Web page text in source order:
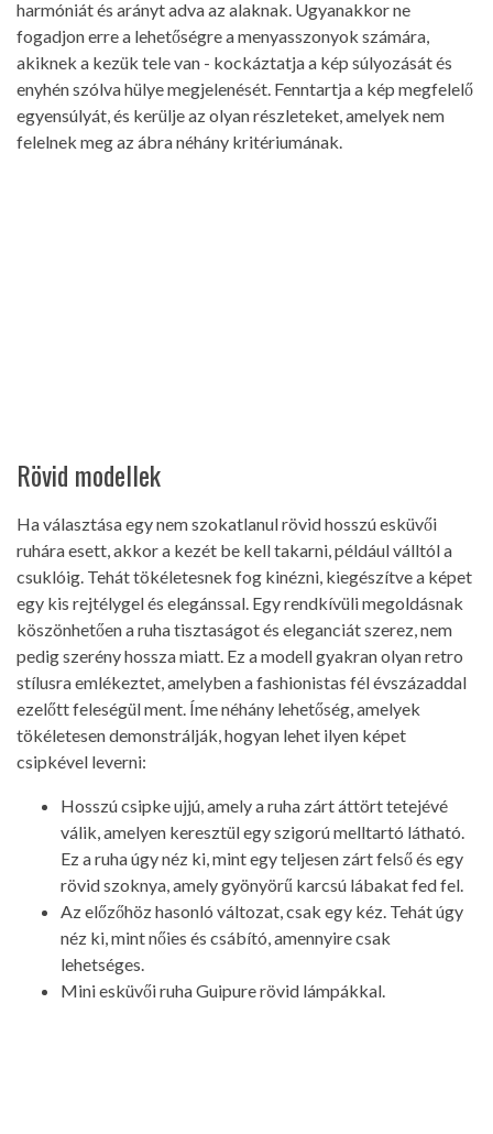
harmóniát és arányt adva az alaknak. Ugyanakkor ne
fogadjon erre a lehetőségre a menyasszonyok számára,
akiknek a kezük tele van - kockáztatja a kép súlyozását és
enyhén szólva hülye megjelenését. Fenntartja a kép megfelelő
egyensúlyát, és kerülje az olyan részleteket, amelyek nem
felelnek meg az ábra néhány kritériumának.
Rövid modellek
Ha választása egy nem szokatlanul rövid hosszú esküvői
ruhára esett, akkor a kezét be kell takarni, például válltól a
csuklóig. Tehát tökéletesnek fog kinézni, kiegészítve a képet
egy kis rejtélygel és elegánssal. Egy rendkívüli megoldásnak
köszönhetően a ruha tisztaságot és eleganciát szerez, nem
pedig szerény hossza miatt. Ez a modell gyakran olyan retro
stílusra emlékeztet, amelyben a fashionistas fél évszázaddal
ezelőtt feleségül ment. Íme néhány lehetőség, amelyek
tökéletesen demonstrálják, hogyan lehet ilyen képet
csipkével leverni:
Hosszú csipke ujjú, amely a ruha zárt áttört tetejévé
válik, amelyen keresztül egy szigorú melltartó látható.
Ez a ruha úgy néz ki, mint egy teljesen zárt felső és egy
rövid szoknya, amely gyönyörű karcsú lábakat fed fel.
Az előzőhöz hasonló változat, csak egy kéz. Tehát úgy
néz ki, mint nőies és csábító, amennyire csak
lehetséges.
Mini esküvői ruha Guipure rövid lámpákkal.